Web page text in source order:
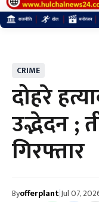
CRIME
दोहरे
उद्भेदन ;
गिरफ्तार
Byofferplant|Jul 07,